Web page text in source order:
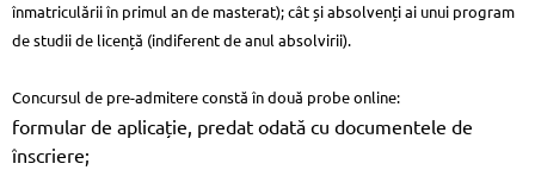
înmatriculării în primul an de masterat); cât și absolvenți ai unui program
de studii de licență (indiferent de anul absolvirii).
Concursul de pre-admitere constă în două probe online:
formular de aplicație, predat odată cu documentele de
înscriere;